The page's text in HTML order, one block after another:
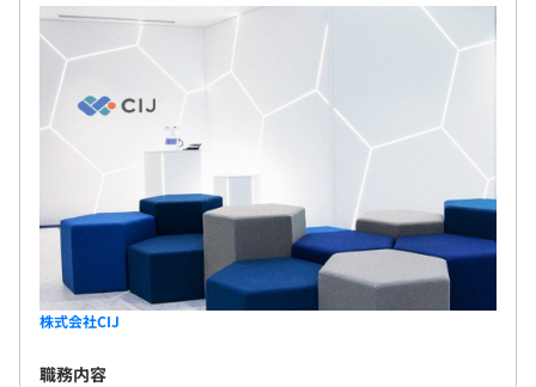
▼資格取得者数
・情報処理技術者：66％
・ITベンダ資格：51％
・プロジェクトマネジメント・プロフェッショナル：
プロジェクトにより異なりますが、数人から数十人程度の
チームで開発に従事しています。
株式会社CIJ
職務内容